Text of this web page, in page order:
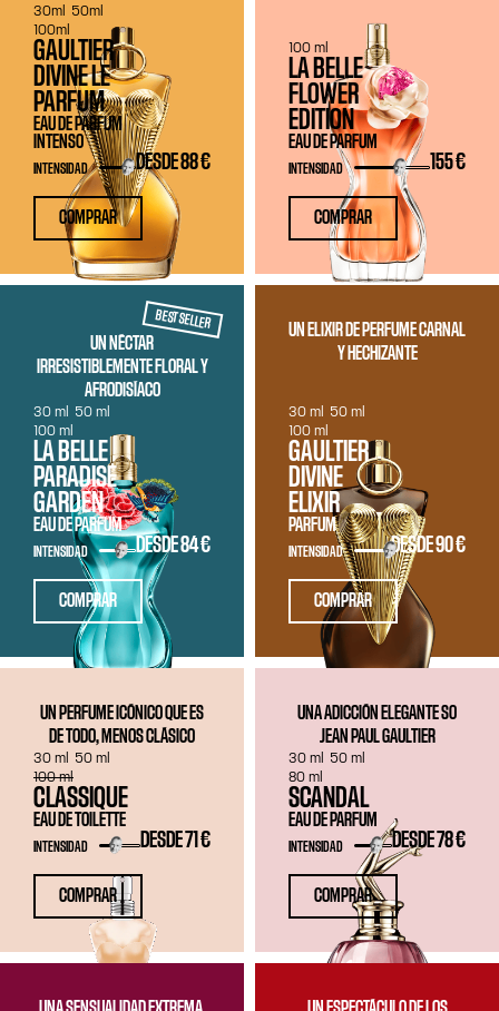
GAULTIER
DIVINE LE
PARFUM
EAU DE PARFUM
INTENSO
DESDE88 €
INTENSIDAD
30ml 50ml
100ml
COMPRAR
LA BELLE
FLOWER
EDITION
EAU DE PARFUM
155 €
INTENSIDAD
100 ml
COMPRAR
BEST SELLER
UN NÉCTAR
IRRESISTIBLEMENTE FLORAL Y
AFRODISÍACO
LA BELLE
PARADISE
GARDEN
EAU DE PARFUM
DESDE84 €
INTENSIDAD
30 ml 50 ml
100 ml
COMPRAR
UN ELIXIR DE PERFUME CARNAL
Y HECHIZANTE
GAULTIER
DIVINE
ELIXIR
PARFUM
DESDE90 €
INTENSIDAD
30 ml 50 ml
100 ml
COMPRAR
UN PERFUME ICÓNICO QUE ES
DE TODO, MENOS CLÁSICO
CLASSIQUE
EAU DE TOILETTE
DESDE71 €
INTENSIDAD
30 ml 50 ml
100 ml
COMPRAR
UNA ADICCIÓN ELEGANTE SO
JEAN PAUL GAULTIER
SCANDAL
EAU DE PARFUM
DESDE78 €
INTENSIDAD
30 ml 50 ml
80 ml
COMPRAR